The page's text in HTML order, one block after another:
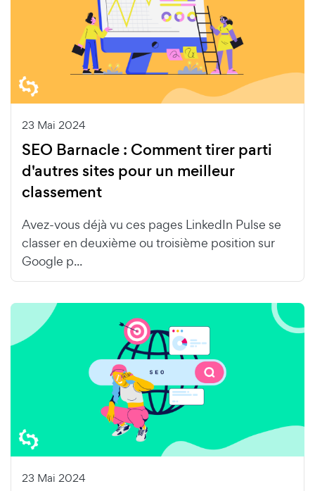
23 Mai 2024
SEO Barnacle : Comment tirer parti
d'autres sites pour un meilleur
classement
Avez-vous déjà vu ces pages LinkedIn Pulse se
classer en deuxième ou troisième position sur
Google p...
23 Mai 2024